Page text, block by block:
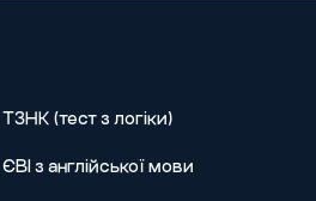
ТЗНК (тест з логіки)
ЄВІ з англійської мови